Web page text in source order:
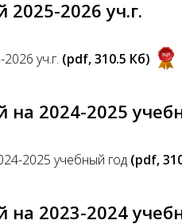
2025-2026 уч.г.
уч.г. (pdf, 310.5 Кб)
на 2024-2025
2025 учебный год (pdf,
на 2023-2024